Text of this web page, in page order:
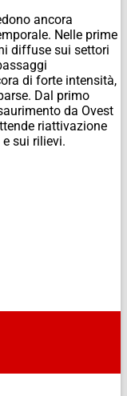
ancora
Nelle prime
diffuse sui settori
di forte intensità,
Dal primo
da Ovest
riattivazione
sui rilievi.